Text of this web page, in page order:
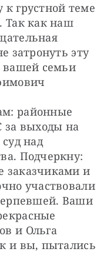
к грустной теме
Так как наш
затронуть эту
вашей семьи
районные
за выходы на
над
Подчеркну:
заказчиками и
участвовали
Ваши
и Ольга
и вы, пытались